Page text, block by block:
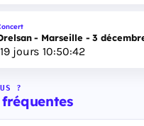
- Marseille - 3
jours 10:50:41
?
fréquentes